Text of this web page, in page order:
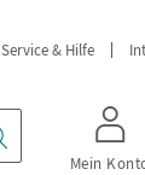
Service & Hilfe
Mein